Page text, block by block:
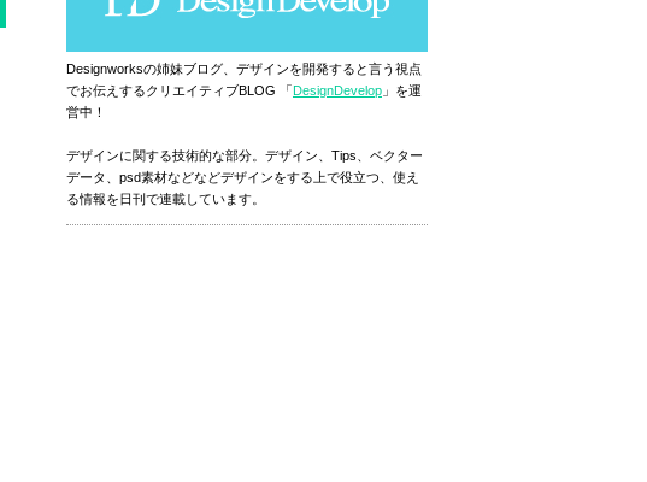
Designworksの姉妹ブログ、デザインを開発すると言う視点
でお伝えするクリエイティブBLOG 「DesignDevelop 」を運
営中！
デザインに関する技術的な部分。デザイン、Tips、ベクター
データ、psd素材などなどデザインをする上で役立つ、使え
る情報を日刊で連載しています。